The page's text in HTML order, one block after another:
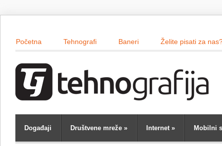
Početna Tehnografi Baneri Želite pisati za
Događaji Društvene mreže » Internet» Mobilni